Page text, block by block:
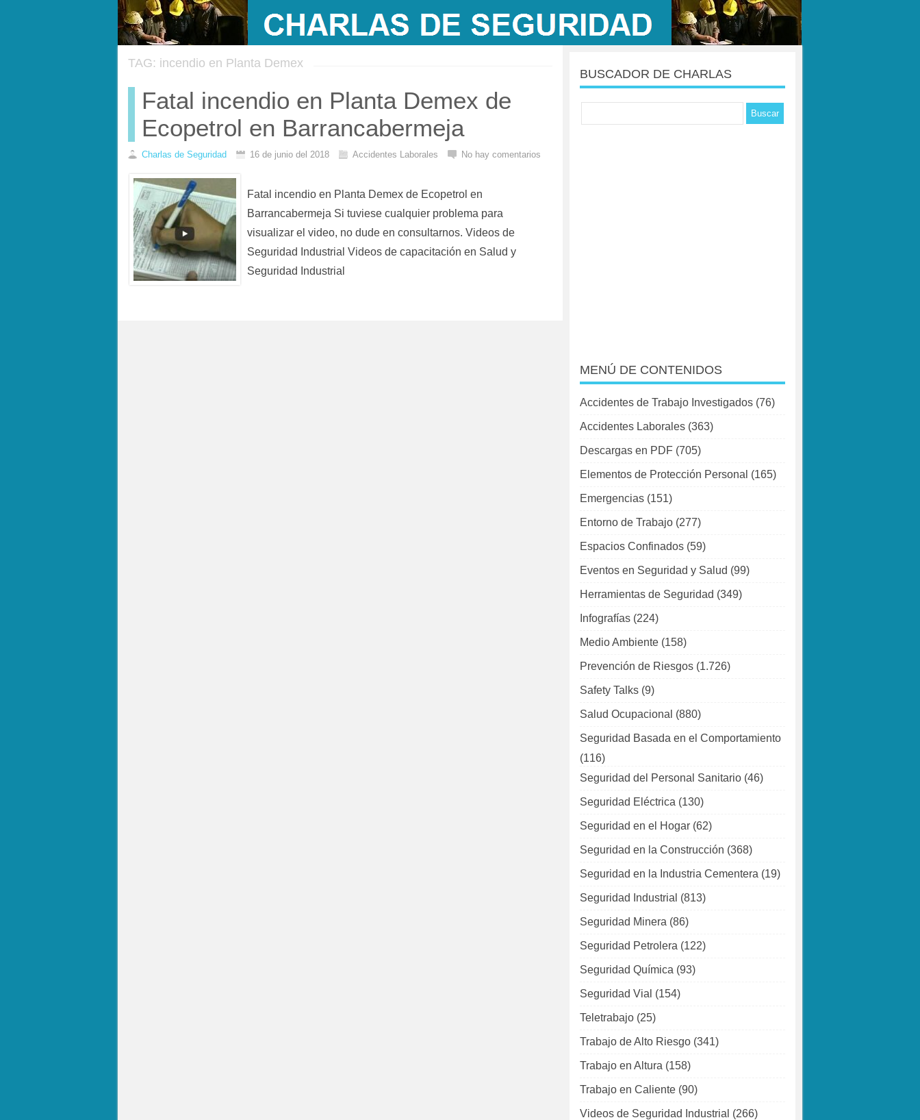
TAG: incendio en Planta Demex
Fatal incendio en Planta Demex de
Ecopetrol en Barrancabermeja
Charlas de Seguridad 16 de junio del 2018 Accidentes Laborales No hay comentarios
Fatal incendio en Planta Demex de Ecopetrol en
Barrancabermeja Si tuviese cualquier problema para
visualizar el video, no dude en consultarnos. Videos de
Seguridad Industrial Videos de capacitación en Salud y
Seguridad Industrial
BUSCADOR DE CHARLAS
MENÚ DE CONTENIDOS
Accidentes de Trabajo Investigados (76)
Accidentes Laborales (363)
Descargas en PDF (705)
Elementos de Protección Personal (165)
Emergencias (151)
Entorno de Trabajo (277)
Espacios Confinados (59)
Eventos en Seguridad y Salud (99)
Herramientas de Seguridad (349)
Infografías (224)
Medio Ambiente (158)
Prevención de Riesgos (1.726)
Safety Talks (9)
Salud Ocupacional (880)
Seguridad Basada en el Comportamiento
(116)
Seguridad del Personal Sanitario (46)
Seguridad Eléctrica (130)
Seguridad en el Hogar (62)
Seguridad en la Construcción (368)
Seguridad en la Industria Cementera (19)
Seguridad Industrial (813)
Seguridad Minera (86)
Seguridad Petrolera (122)
Seguridad Química (93)
Seguridad Vial (154)
Teletrabajo (25)
Trabajo de Alto Riesgo (341)
Trabajo en Altura (158)
Trabajo en Caliente (90)
Videos de Seguridad Industrial (266)